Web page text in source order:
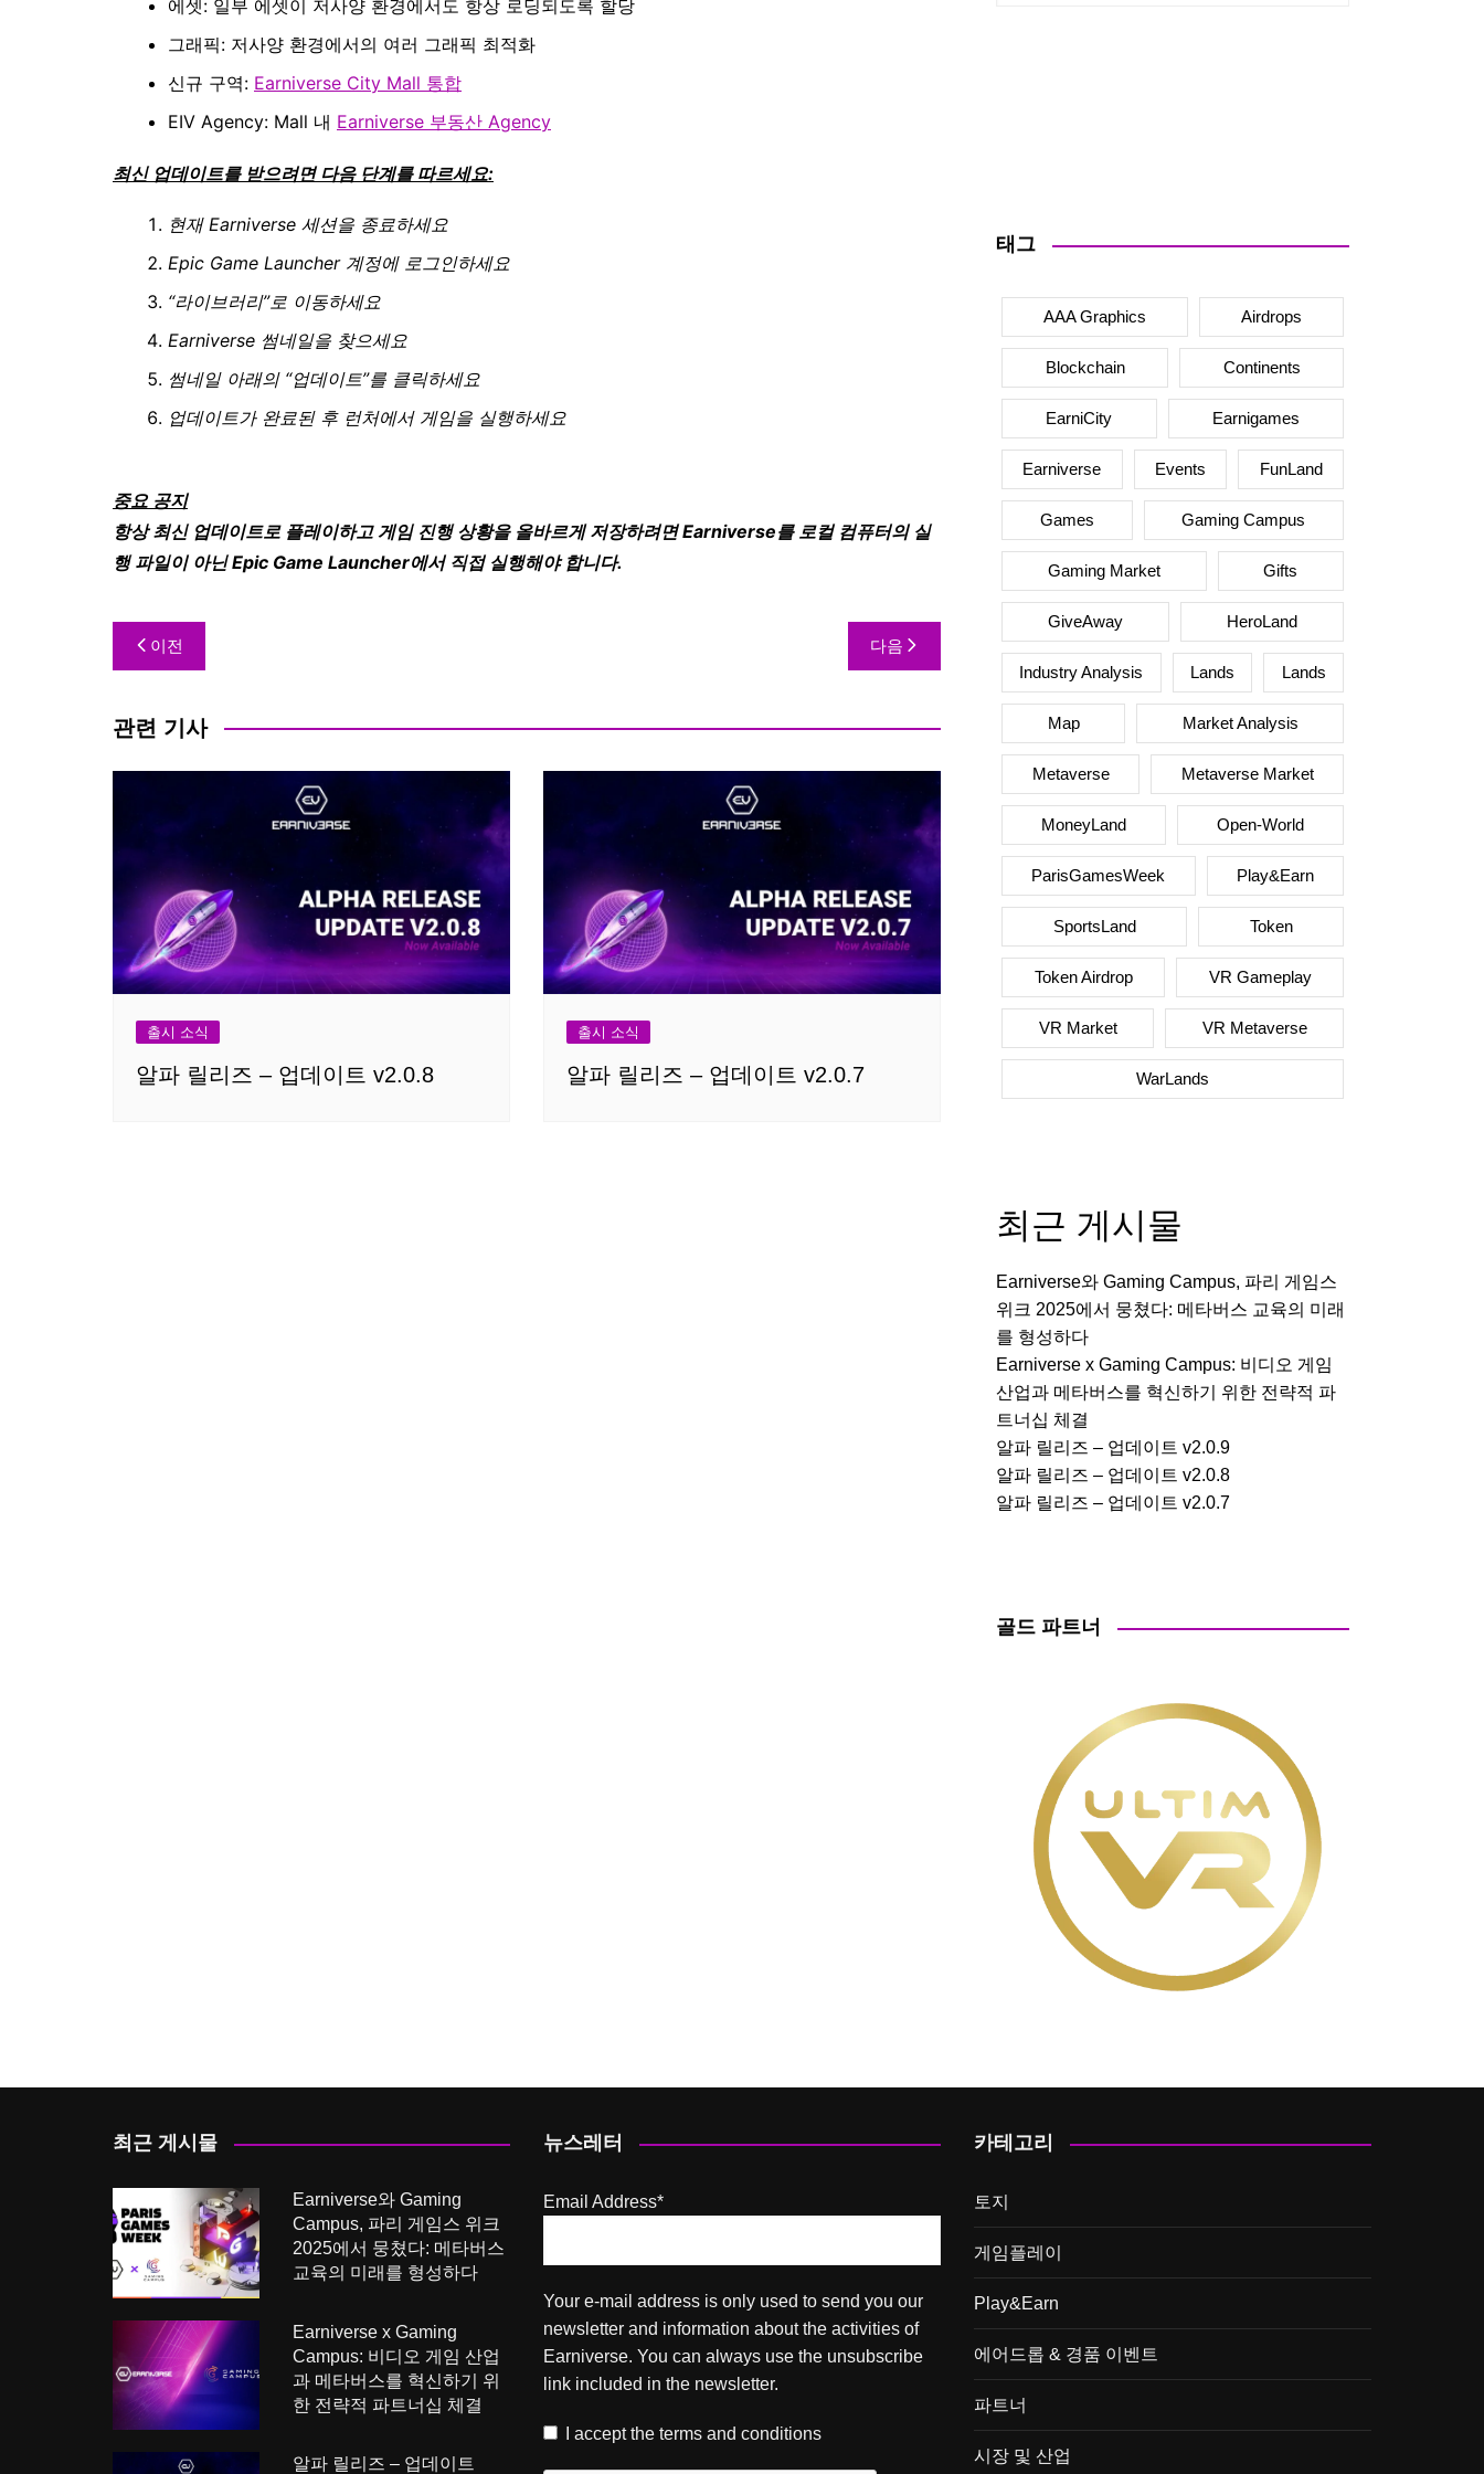
에셋: 일부 에셋이 저사양 환경에서도 항상 로딩되도록 할당
그래픽: 저사양 환경에서의 여러 그래픽 최적화
신규 구역: Earniverse City Mall 통합
EIV Agency: Mall 내 Earniverse 부동산 Agency
최신 업데이트를 받으려면 다음 단계를 따르세요:
현재 Earniverse 세션을 종료하세요
Epic Game Launcher 계정에 로그인하세요
“라이브러리”로 이동하세요
Earniverse 썸네일을 찾으세요
썸네일 아래의 “업데이트”를 클릭하세요
업데이트가 완료된 후 런처에서 게임을 실행하세요
중요 공지
항상 최신 업데이트로 플레이하고 게임 진행 상황을 올바르게 저장하려면 Earniverse를 로컬 컴퓨터의 실
행 파일이 아닌Epic Game Launcher에서 직접 실행해야 합니다.
이전 다음
관련 기사
출시 소식
알파 릴리즈 – 업데이트 v2.0.8
출시 소식
알파 릴리즈 – 업데이트 v2.0.7
태그
AAA Graphics Airdrops
Blockchain Continents
EarniCity Earnigames
Earniverse Events FunLand
Games Gaming Campus
Gaming Market Gifts
GiveAway HeroLand
Industry Analysis Lands Lands
Map Market Analysis
Metaverse Metaverse Market
MoneyLand Open-World
ParisGamesWeek Play&Earn
SportsLand Token
Token Airdrop VR Gameplay
VR Market VR Metaverse
WarLands
최근 게시물
Earniverse와 Gaming Campus, 파리 게임스
위크 2025에서 뭉쳤다: 메타버스 교육의 미래
를 형성하다
Earniverse x Gaming Campus: 비디오 게임
산업과 메타버스를 혁신하기 위한 전략적 파
트너십 체결
알파 릴리즈 – 업데이트 v2.0.9
알파 릴리즈 – 업데이트 v2.0.8
알파 릴리즈 – 업데이트 v2.0.7
골드 파트너
최근 게시물
Earniverse와 Gaming
Campus, 파리 게임스 위크
2025에서 뭉쳤다: 메타버스
교육의 미래를 형성하다
Earniverse x Gaming
Campus: 비디오 게임 산업
과 메타버스를 혁신하기 위
한 전략적 파트너십 체결
알파 릴리즈 – 업데이트
뉴스레터
Email Address*
Your e-mail address is only used to send you our
newsletter and information about the activities of
Earniverse. You can always use the unsubscribe
link included in the newsletter.
I accept the terms and conditions
카테고리
토지
게임플레이
Play&Earn
에어드롭 & 경품 이벤트
파트너
시장 및 산업